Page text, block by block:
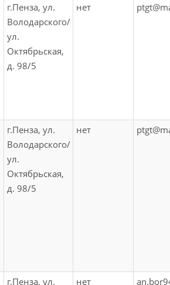
г.Пенза, ул.
Володарского/
ул.
Октябрьская,
д. 98/5
нет
г.Пенза, ул.
Володарского/
ул.
Октябрьская,
д. 98/5
нет
г.Пенза, ул. нет